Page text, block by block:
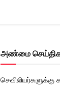
அண்மை
செவிலியர்களுக்கு